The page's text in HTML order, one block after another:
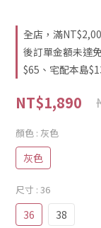
全店，滿
後訂單金額未達
$65、宅配本島
NT$1,890
顏色 : 灰色
灰色
尺寸 : 36
36 38